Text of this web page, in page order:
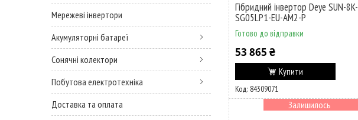
Гібридний інвертор Deye SUN-8K-
SG05LP1-EU-AM2-P
Готово до відправки
53 865 ₴
Купити
84309071
Залишилось
Мережеві інвертори
Акумуляторні батареї
Сонячні колектори
Побутова електротехніка
Доставка та оплата